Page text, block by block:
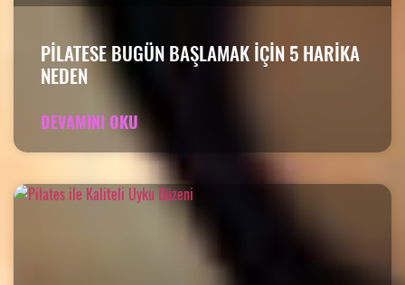
PILATESE BUGÜN BAŞLAMAK IÇIN 5 HARIKA
NEDEN
DEVAMINI OKU